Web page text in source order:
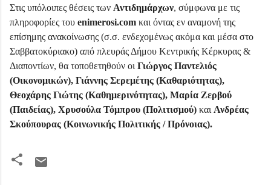
Στις υπόλοιπες θέσεις των Αντιδημάρχων, σύμφωνα με τις
πληροφορίες του enimerosi.com και όντας εν αναμονή της
επίσημης ανακοίνωσης (σ.σ. ενδεχομένως ακόμα και μέσα στο
Σαββατοκύριακο) από πλευράς Δήμου Κεντρικής Κέρκυρας &
Διαποντίων, θα τοποθετηθούν οι Γιώργος Παντελιός
(Οικονομικών), Γιάννης Σερεμέτης (Καθαριότητας),
Θεοχάρης Γιώτης (Καθημερινότητας), Μαρία Ζερβού
(Παιδείας), Χρυσούλα Τόμπρου (Πολιτισμού) και Ανδρέας
Σκούπουρας (Κοινωνικής Πολιτικής / Πρόνοιας).